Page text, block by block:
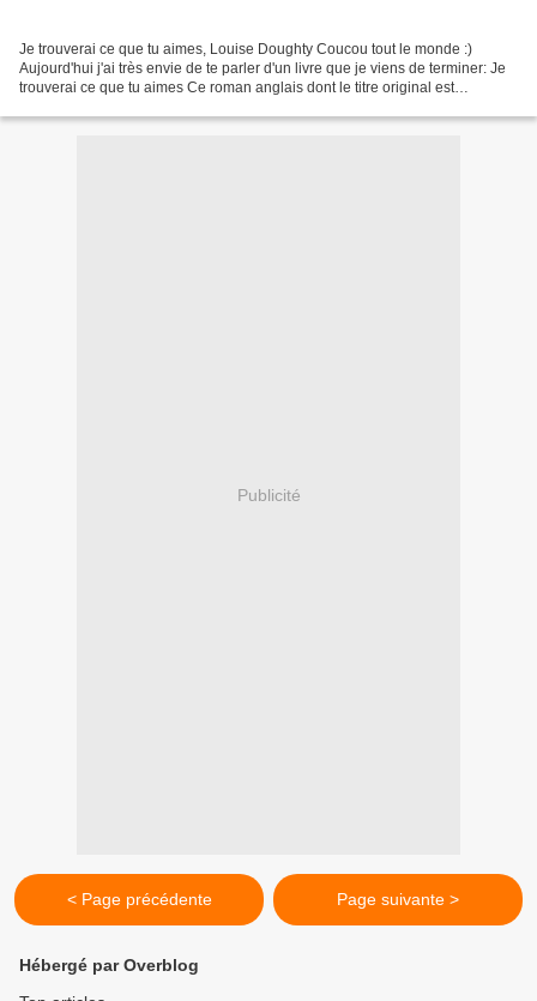
Je trouverai ce que tu aimes, Louise Doughty Coucou tout le monde :)
Aujourd'hui j'ai très envie de te parler d'un livre que je viens de terminer: Je
trouverai ce que tu aimes Ce roman anglais dont le titre original est
Publicité
< Page précédente Page suivante >
Hébergé par Overblog